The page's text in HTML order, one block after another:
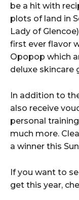
be a hit with
plots of land in
Lady of
first ever flavor
Opopop which
deluxe skincare
In addition to
also receive
personal
much more.
a winner this
If you want to
get this year,